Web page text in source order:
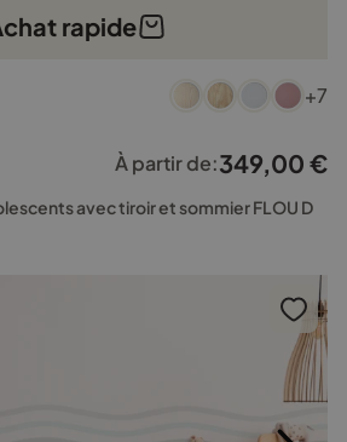
rapide
+7
À partir de:349,00 €
avec tiroir et sommier FLOU D